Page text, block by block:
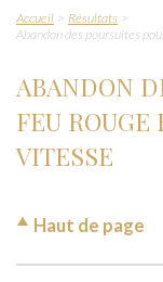
Accueil
Résultats
Abandon des poursuites
ABANDON
FEU ROUGE
VITESSE
Haut de page